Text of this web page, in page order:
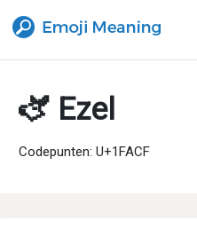
🫏 Ezel
Codepunten: U+1FACF